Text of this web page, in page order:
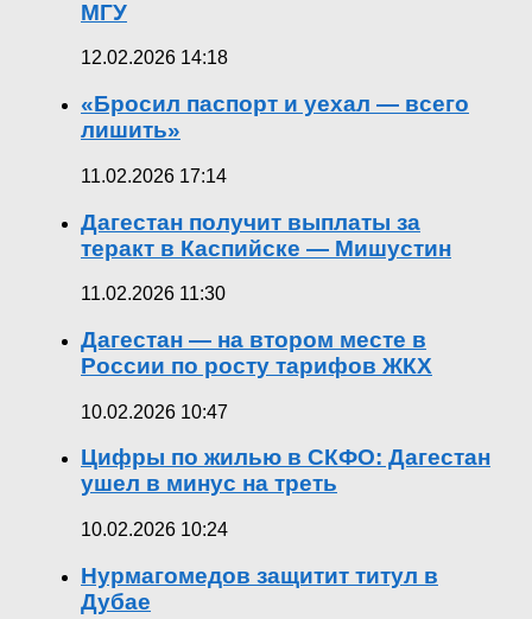
МГУ
12.02.2026 14:18
«Бросил паспорт и уехал — всего
лишить»
11.02.2026 17:14
Дагестан получит выплаты за
теракт в Каспийске — Мишустин
11.02.2026 11:30
Дагестан — на втором месте в
России по росту тарифов ЖКХ
10.02.2026 10:47
Цифры по жилью в СКФО: Дагестан
ушел в минус на треть
10.02.2026 10:24
Нурмагомедов защитит титул в
Дубае